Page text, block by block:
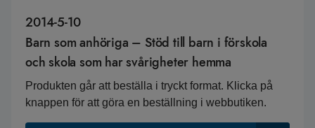
2014-5-10
Barn som anhöriga – Stöd till barn i förskola
och skola som har svårigheter hemma
Produkten går att beställa i tryckt format. Klicka på
knappen för att göra en beställning i webbutiken.